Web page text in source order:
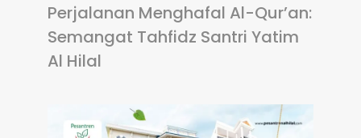
Perjalanan Menghafal Al-Qur’an:
Semangat Tahfidz Santri Yatim
Al Hilal